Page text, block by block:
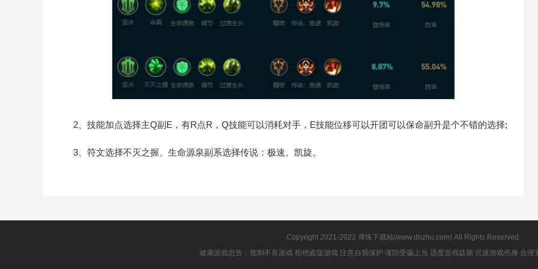
2、技能加点选择主Q副E，有R点R，Q技能可以消耗对手，E技能位移可以开团可以保命副升是个不错的选择;
3、符文选择不灭之握、生命源泉副系选择传说：极速、凯旋。
Copyright 2021-2022 弹珠下载站(www.dnzhu.com) All Rights Reserved.
健康游戏忠告：抵制不良游戏 拒绝盗版游戏 注意自我保护 谨防受骗上当 适度游戏益脑 沉迷游戏伤身 合理